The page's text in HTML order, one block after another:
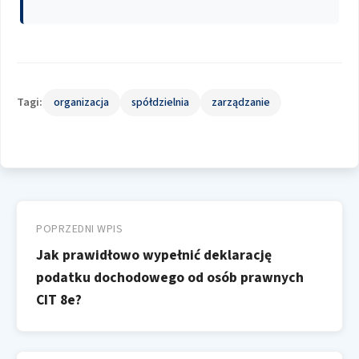
Tagi: organizacja spółdzielnia zarządzanie
wpisu
POPRZEDNI WPIS
Jak prawidłowo wypełnić deklarację
podatku dochodowego od osób prawnych
CIT 8e?